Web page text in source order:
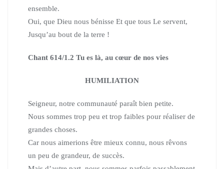
ensemble.
Oui, que Dieu nous bénisse Et que tous Le servent,
Jusqu’au bout de la terre !
Chant 614/1.2 Tu es là, au cœur de nos vies
HUMILIATION
Seigneur, notre communauté paraît bien petite.
Nous sommes trop peu et trop faibles pour réaliser de
grandes choses.
Car nous aimerions être mieux connu, nous rêvons
un peu de grandeur, de succès.